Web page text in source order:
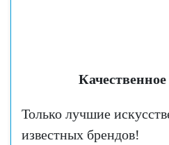
Только лучшие
известных брендов!